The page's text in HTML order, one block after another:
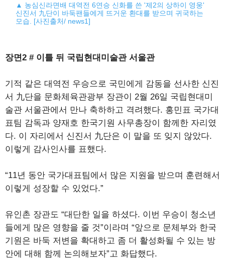
▲ 농심신라면배 대역전 6연승 신화를 쓴 '제2의 상하이 영웅'
신진서 九단이 바둑팬들에게 뜨거운 환대를 받으며 귀국하는
모습. [사진출처/ news1]
장면2 # 이틀 뒤 국립현대미술관 서울관
기적 같은 대역전 우승으로 국민에게 감동을 선사한 신진
서 九단을 문화체육관광부 장관이 2월 26일 국립현대미
술관 서울관에서 만나 축하하고 격려했다. 홍민표 국가대
표팀 감독과 양재호 한국기원 사무총장이 함께한 자리였
다. 이 자리에서 신진서 九단은 이 말을 또 잊지 않았다.
이렇게 감사인사를 표했다.
“11년 동안 국가대표팀에서 많은 지원을 받으며 훈련해서
이렇게 성장할 수 있었다.”
유인촌 장관도 “대단한 일을 하셨다. 이번 우승이 청소년
들에게 많은 영향을 줄 것”이라며 “앞으로 문체부와 한국
기원은 바둑 저변을 확대하고 좀 더 활성화될 수 있는 방
안에 대해 함께 논의해보자”고 화답했다.